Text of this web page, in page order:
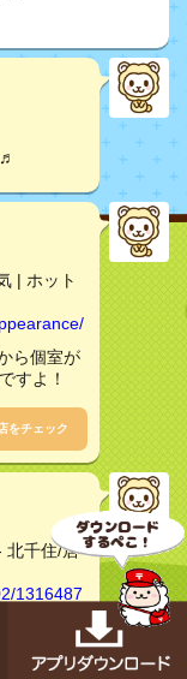
| ホット
ら個室が
すよ！
をチェック
北千住/居
1316487